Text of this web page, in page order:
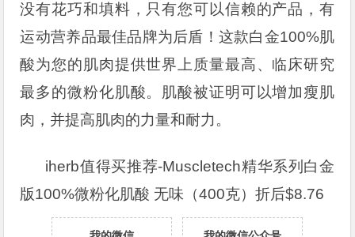
没有花巧和填料，只有您可以信赖的产品，有
运动营养品最佳品牌为后盾！这款白金100%肌
酸为您的肌肉提供世界上质量最高、临床研究
最多的微粉化肌酸。肌酸被证明可以增加瘦肌
肉，并提高肌肉的力量和耐力。
iherb值得买推荐-Muscletech精华系列白金
版100%微粉化肌酸 无味（400克）折后$8.76